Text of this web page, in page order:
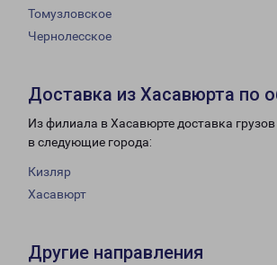
Томузловское
Чернолесское
Доставка из Хасавюрта по
Из филиала в Хасавюрте доставка
в следующие города:
Кизляр
Хасавюрт
Другие направления